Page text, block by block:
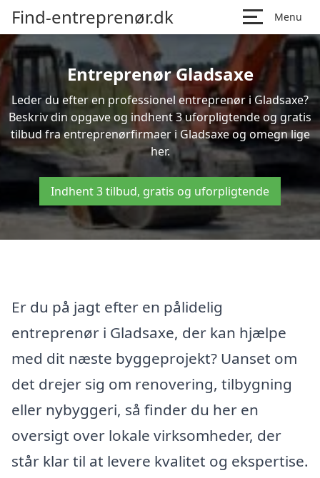
Find-entreprenør.dk Menu
Entreprenør Gladsaxe
Leder du efter en professionel entreprenør i Gladsaxe?
Beskriv din opgave og indhent 3 uforpligtende og gratis
tilbud fra entreprenørfirmaer i Gladsaxe og omegn lige
her.
Indhent 3 tilbud, gratis og uforpligtende
Er du på jagt efter en pålidelig
entreprenør i Gladsaxe, der kan hjælpe
med dit næste byggeprojekt? Uanset om
det drejer sig om renovering, tilbygning
eller nybyggeri, så finder du her en
oversigt over lokale virksomheder, der
står klar til at levere kvalitet og ekspertise.